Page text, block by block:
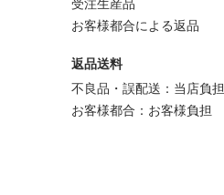
受注生産品
お客様都合による返品
返品送料
不良品・誤配送：当店負担
お客様都合：お客様負担